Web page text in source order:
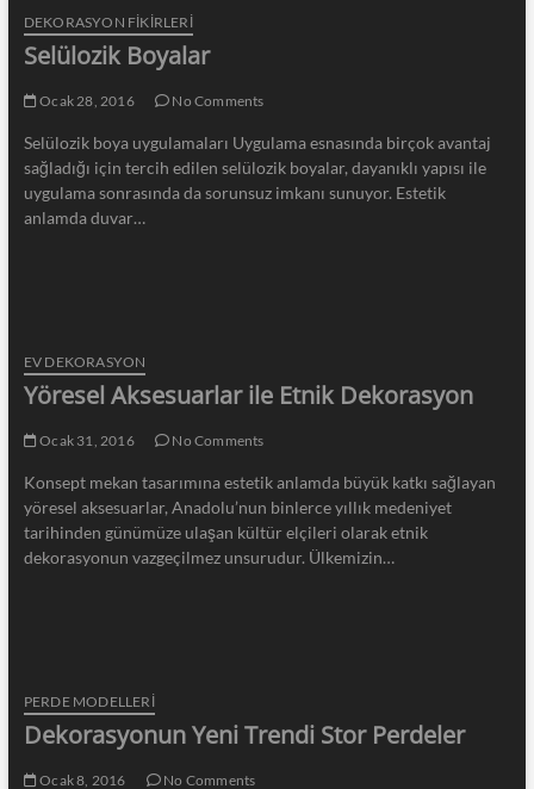
DEKORASYON FİKİRLERİ
Selülozik Boyalar
Ocak 28, 2016 No Comments
Selülozik boya uygulamaları Uygulama esnasında birçok avantaj
sağladığı için tercih edilen selülozik boyalar, dayanıklı yapısı ile
uygulama sonrasında da sorunsuz imkanı sunuyor. Estetik
anlamda duvar…
EV DEKORASYON
Yöresel Aksesuarlar ile Etnik Dekorasyon
Ocak 31, 2016 No Comments
Konsept mekan tasarımına estetik anlamda büyük katkı sağlayan
yöresel aksesuarlar, Anadolu’nun binlerce yıllık medeniyet
tarihinden günümüze ulaşan kültür elçileri olarak etnik
dekorasyonun vazgeçilmez unsurudur. Ülkemizin…
PERDE MODELLERI
Dekorasyonun Yeni Trendi Stor Perdeler
Ocak 8, 2016 No Comments